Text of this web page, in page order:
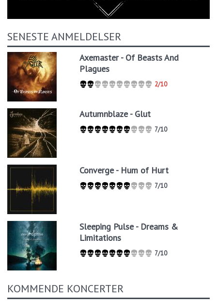
SENESTE ANMELDELSER
Axemaster - Of Beasts And
Plagues
2/10
Autumnblaze - Glut
7/10
Converge - Hum of Hurt
7/10
Sleeping Pulse - Dreams &
Limitations
7/10
KOMMENDE KONCERTER